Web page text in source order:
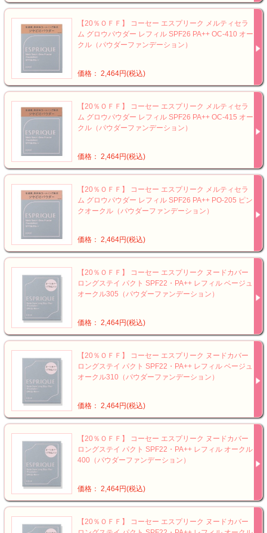
【20％ＯＦＦ】 コーセー エスプリーク メルティセラ
ム グロウパウダー レフィル SPF26 PA++ OC-410 オー
クル（パウダーファンデーション）
価格： 2,464円(税込)
【20％ＯＦＦ】 コーセー エスプリーク メルティセラ
ム グロウパウダー レフィル SPF26 PA++ OC-415 オー
クル（パウダーファンデーション）
価格： 2,464円(税込)
【20％ＯＦＦ】 コーセー エスプリーク メルティセラ
ム グロウパウダー レフィル SPF26 PA++ PO-205 ピン
クオークル（パウダーファンデーション）
価格： 2,464円(税込)
【20％ＯＦＦ】 コーセー エスプリーク ヌードカバー
ロングステイ パクト SPF22・PA++ レフィル ベージュ
オークル305（パウダーファンデーション）
価格： 2,464円(税込)
【20％ＯＦＦ】 コーセー エスプリーク ヌードカバー
ロングステイ パクト SPF22・PA++ レフィル ベージュ
オークル310（パウダーファンデーション）
価格： 2,464円(税込)
【20％ＯＦＦ】 コーセー エスプリーク ヌードカバー
ロングステイ パクト SPF22・PA++ レフィル オークル
400（パウダーファンデーション）
価格： 2,464円(税込)
【20％ＯＦＦ】 コーセー エスプリーク ヌードカバー